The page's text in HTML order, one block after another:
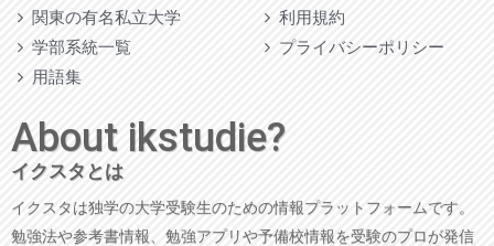
関東の有名私立大学
学部系統一覧
用語集
利用規約
プライバシーポリシー
About ikstudie?
イクスタとは
イクスタは独学の大学受験生のための情報プラットフォームです。
勉強法や参考書情報、勉強アプリや予備校情報を受験のプロが発信